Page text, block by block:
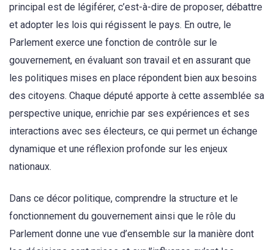
principal est de légiférer, c’est-à-dire de proposer, débattre
et adopter les lois qui régissent le pays. En outre, le
Parlement exerce une fonction de contrôle sur le
gouvernement, en évaluant son travail et en assurant que
les politiques mises en place répondent bien aux besoins
des citoyens. Chaque député apporte à cette assemblée sa
perspective unique, enrichie par ses expériences et ses
interactions avec ses électeurs, ce qui permet un échange
dynamique et une réflexion profonde sur les enjeux
nationaux.
Dans ce décor politique, comprendre la structure et le
fonctionnement du gouvernement ainsi que le rôle du
Parlement donne une vue d’ensemble sur la manière dont